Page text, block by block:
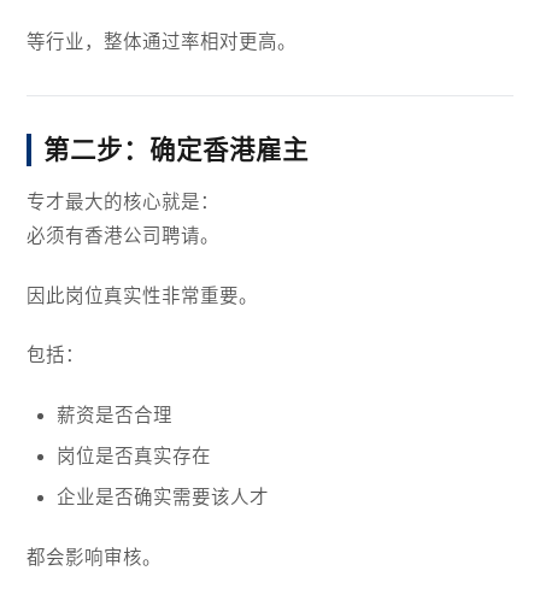
等行业，整体通过率相对更高。
第二步：确定香港雇主
专才最大的核心就是：
必须有香港公司聘请。
因此岗位真实性非常重要。
包括：
薪资是否合理
岗位是否真实存在
企业是否确实需要该人才
都会影响审核。